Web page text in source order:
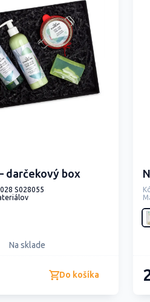
darčekový box
S028055
Na sklade
Do košíka